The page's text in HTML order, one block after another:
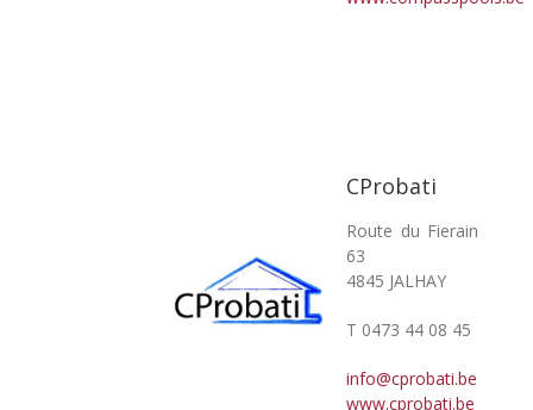
CProbati
Route du Fierain
63
4845 JALHAY
T 0473 44 08 45
info@cprobati.be
www.cprobati.be